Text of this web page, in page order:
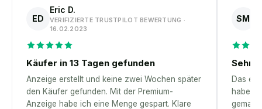
ED
Eric D.
VERIFIZIERTE TRUSTPILOT BEWERTUNG ·
16.02.2023
Käufer in 13 Tagen gefunden
Anzeige erstellt und keine zwei Wochen später
den Käufer gefunden. Mit der Premium-
Anzeige habe ich eine Menge gespart. Klare
SM
Sehr
Das
habe –